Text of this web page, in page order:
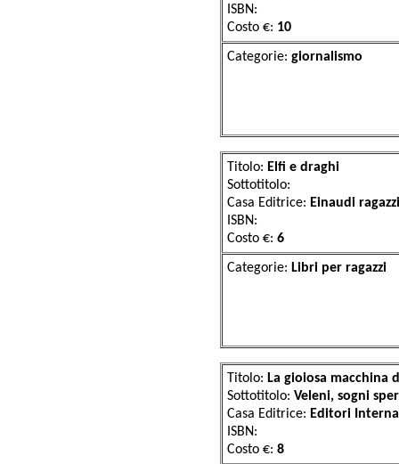
ISBN:
Costo €: 10
Categorie:
Titolo: Elfi e draghi
Sottotitolo:
Casa Editrice: Einaudi
ISBN:
Costo €: 6
Categorie: Libri
Titolo: La gioiosa macchina
Sottotitolo: Veleni, sogni
Casa Editrice: Editori
ISBN:
Costo €: 8